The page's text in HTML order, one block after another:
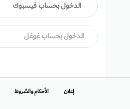
الدخول بحساب فيسبوك
الدخول بحساب غوغل
إعلان الأحكام والشروط